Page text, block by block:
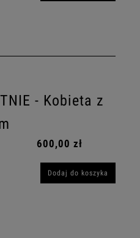
- Kobieta z
600,00 zł
Dodaj do koszyka